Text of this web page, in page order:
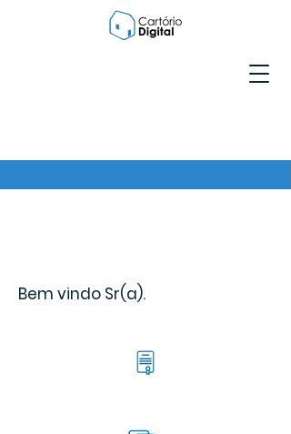
Bem vindo Sr(a).